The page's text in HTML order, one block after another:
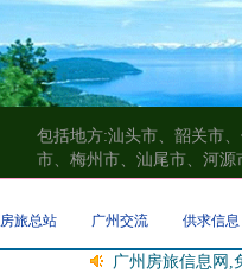
包括地方:汕头市、韶关市
市、梅州市、汕尾市、河
房旅总站 广州交流 供求信息
广州房旅信息网,